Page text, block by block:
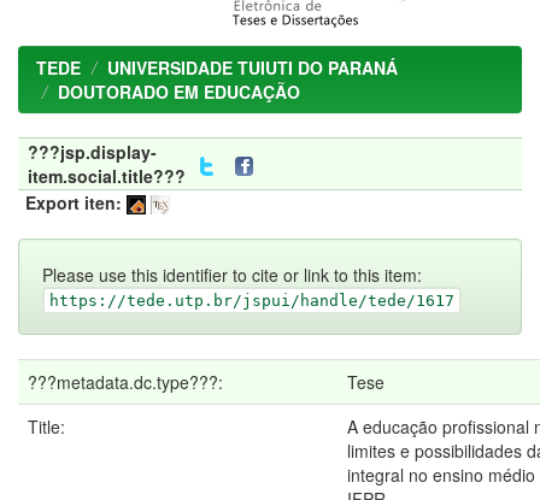
TEDE
UNIVERSIDADE TUIUTI DO PARANÁ
DOUTORADO EM EDUCAÇÃO
???jsp.display-
item.social.title???
Export iten:
Please use this identifier to cite or link to this item:
https://tede.utp.br/jspui/handle/tede/1617
???metadata.dc.type???:
Tese
Title:
A educação profissional
limites e possibilidades
integral no ensino